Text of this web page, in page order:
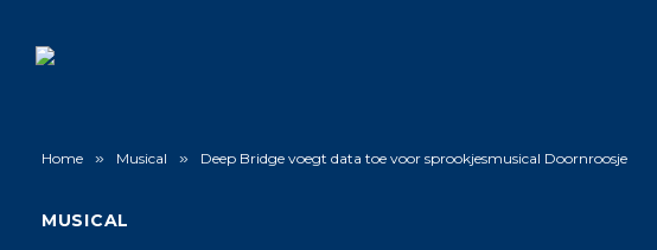
Home » Musical » Deep Bridge voegt data toe voor sprookjesmusical Doornroosje
MUSICAL